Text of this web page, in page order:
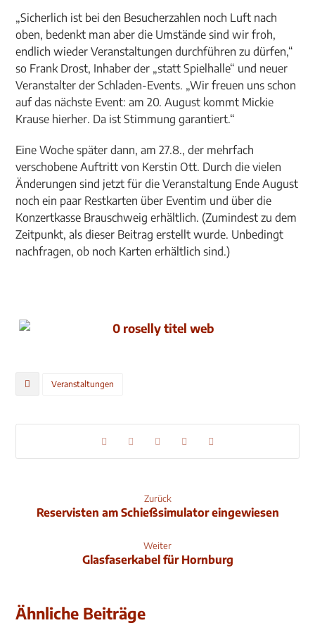
„Sicherlich ist bei den Besucherzahlen noch Luft nach
oben, bedenkt man aber die Umstände sind wir froh,
endlich wieder Veranstaltungen durchführen zu dürfen,“
so Frank Drost, Inhaber der „statt Spielhalle“ und neuer
Veranstalter der Schladen-Events. „Wir freuen uns schon
auf das nächste Event: am 20. August kommt Mickie
Krause hierher. Da ist Stimmung garantiert.“
Eine Woche später dann, am 27.8., der mehrfach
verschobene Auftritt von Kerstin Ott. Durch die vielen
Änderungen sind jetzt für die Veranstaltung Ende August
noch ein paar Restkarten über Eventim und über die
Konzertkasse Brauschweig erhältlich. (Zumindest zu dem
Zeitpunkt, als dieser Beitrag erstellt wurde. Unbedingt
nachfragen, ob noch Karten erhältlich sind.)
Veranstaltungen
Zurück
Reservisten am Schießsimulator eingewiesen
Weiter
Glasfaserkabel für Hornburg
Ähnliche Beiträge